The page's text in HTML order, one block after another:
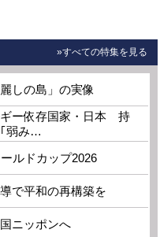
»すべての特集を見る
しの島」の実像
ー依存国家・日本 持
弱み…
ルドカップ2026
で平和の再構築を
ニッポンへ